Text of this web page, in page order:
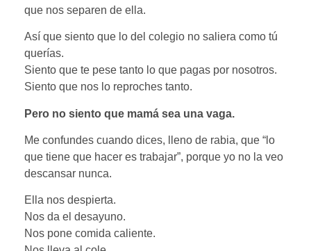
que nos separen de ella.
Así que siento que lo del colegio no saliera como tú
querías.
Siento que te pese tanto lo que pagas por nosotros.
Siento que nos lo reproches tanto.
Pero no siento que mamá sea una vaga.
Me confundes cuando dices, lleno de rabia, que “lo
que tiene que hacer es trabajar”, porque yo no la veo
descansar nunca.
Ella nos despierta.
Nos da el desayuno.
Nos pone comida caliente.